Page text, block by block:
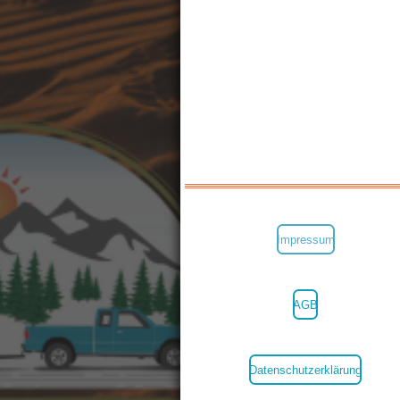
Impressum
AGB
Datenschutzerklärung